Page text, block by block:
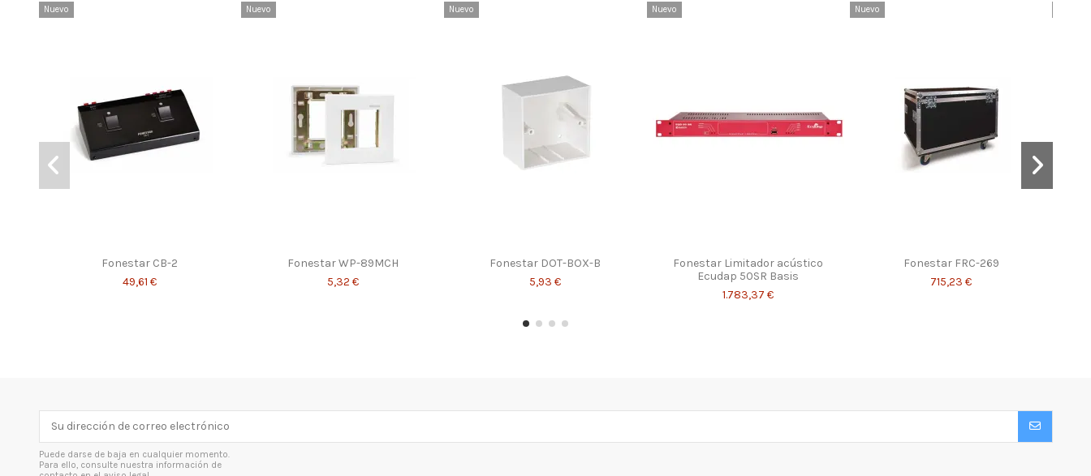
Nuevo
Fonestar CB-2
49,61 €
Nuevo
Fonestar WP-89MCH
5,32 €
Nuevo
Fonestar DOT-BOX-B
5,93 €
Nuevo
Fonestar Limitador acústico
Ecudap 50SR Basis
1.783,37 €
Nuevo
Fonestar FRC-269
715,23 €
Puede darse de baja en cualquier momento.
Para ello, consulte nuestra información de